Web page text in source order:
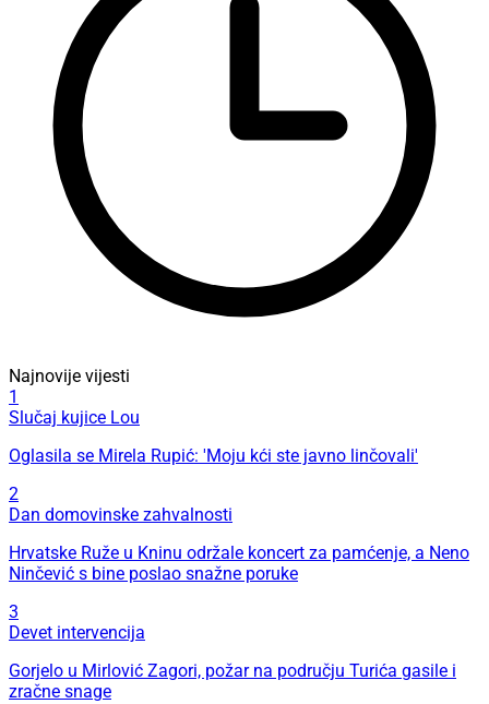
Najnovije vijesti
1
Slučaj kujice Lou
Oglasila se Mirela Rupić: 'Moju kći ste javno linčovali'
2
Dan domovinske zahvalnosti
Hrvatske Ruže u Kninu održale koncert za pamćenje, a Neno
Ninčević s bine poslao snažne poruke
3
Devet intervencija
Gorjelo u Mirlović Zagori, požar na području Turića gasile i
zračne snage